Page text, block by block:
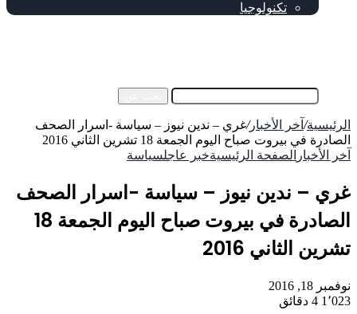
تكنولوجيا
الرئيسية/ آخر الأخبار/غري – ندين نيوز – سياسة -اسرار الصحف
الصادرة في بيروت صباح اليوم الجمعة 18 تشرين الثاني 2016
آخر الأخبار الصفحة الرئيسيةخبر عاجلسياسة
غري – ندين نيوز – سياسة -اسرار الصحف
الصادرة في بيروت صباح اليوم الجمعة 18
تشرين الثاني 2016
نوفمبر 18, 2016
1٬023 4 دقائق